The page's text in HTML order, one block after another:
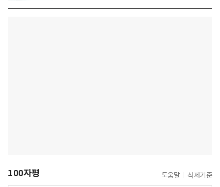
100자평 도움말 삭제기준